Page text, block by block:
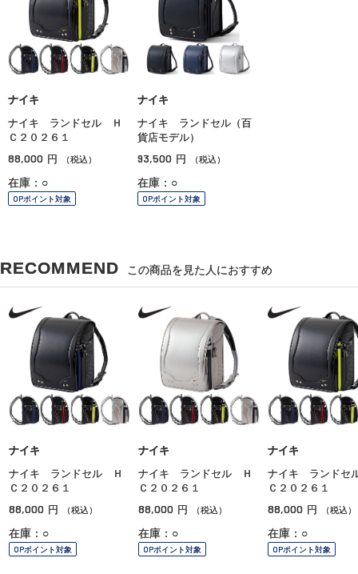
ナイキ
ナイキ ランドセル Ｈ
Ｃ２０２６１
88,000 円 （税込）
在庫：○
OPポイント対象
ナイキ
ナイキ ランドセル（百
貨店モデル）
93,500 円 （税込）
在庫：○
OPポイント対象
RECOMMEND この商品を見た人におすすめ
ナイキ
ナイキ ランドセル Ｈ
Ｃ２０２６１
88,000 円 （税込）
在庫：○
OPポイント対象
ナイキ
ナイキ ランドセル Ｈ
Ｃ２０２６１
88,000 円 （税込）
在庫：○
OPポイント対象
ナイキ
ナイキ ランドセ
Ｃ２０２６１
88,000 円 （税込）
在庫：○
OPポイント対象